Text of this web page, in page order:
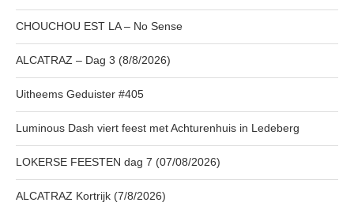
CHOUCHOU EST LA – No Sense
ALCATRAZ – Dag 3 (8/8/2026)
Uitheems Geduister #405
Luminous Dash viert feest met Achturenhuis in Ledeberg
LOKERSE FEESTEN dag 7 (07/08/2026)
ALCATRAZ Kortrijk (7/8/2026)